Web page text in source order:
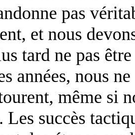
pas
et nous
tard ne pas
années, nous
même si
Les succès